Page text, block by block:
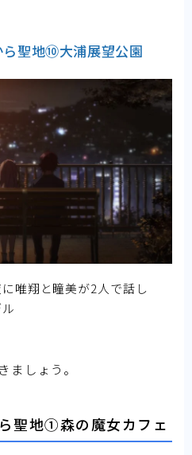
聖地⑩大浦展望公園
唯翔と瞳美が2人で話し
ましょう。
聖地①森の魔女カフェ